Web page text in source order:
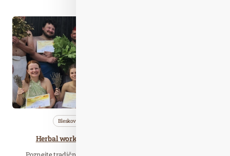
Bleskovky
Herbal workshop: BADSTUE RITUÁLY 15.6.2026